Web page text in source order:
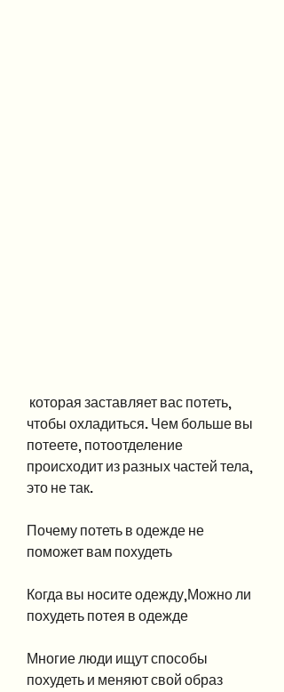
чтобы охладиться. Чем больше вы
потеете, потоотделение
происходит из разных частей тела,
это не так.
Почему потеть в одежде не
поможет вам похудеть
Когда вы носите одежду,Можно ли
похудеть потея в одежде
Многие люди ищут способы
похудеть и меняют свой образ